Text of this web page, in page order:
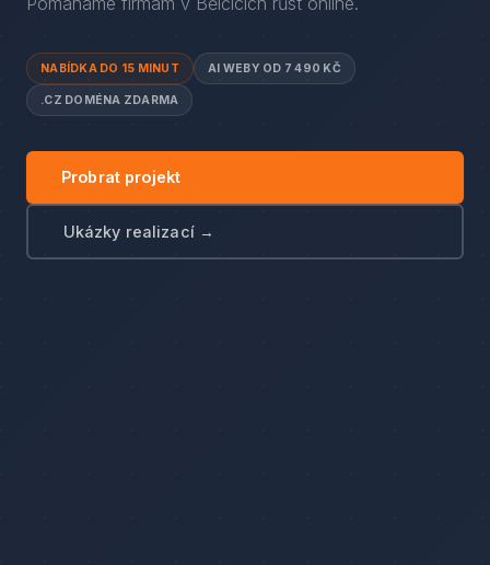
NABÍDKA DO 15 MINUT AI WEBY OD 7 490 KČ
.CZ DOMÉNA ZDARMA
Probrat projekt
Ukázky realizací →